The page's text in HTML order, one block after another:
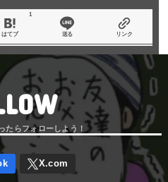
はてブ
1
送る リンク